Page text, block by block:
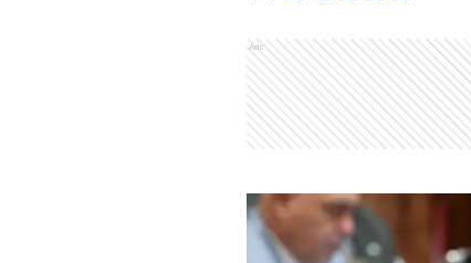
Ads